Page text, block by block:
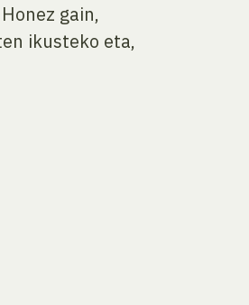
gain,
ikusteko eta,